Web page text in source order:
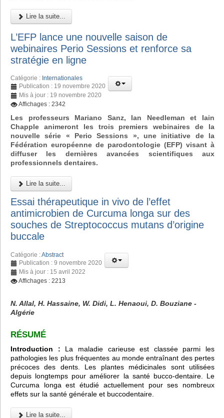
Lire la suite...
L’EFP lance une nouvelle saison de
webinaires Perio Sessions et renforce sa
stratégie en ligne
Catégorie : Internationales
Publication : 19 novembre 2020
Mis à jour : 19 novembre 2020
Affichages : 2342
Les professeurs Mariano Sanz, Ian Needleman et Iain
Chapple animeront les trois premiers webinaires de la
nouvelle série « Perio Sessions », une initiative de la
Fédération européenne de parodontologie (EFP) visant à
diffuser les dernières avancées scientifiques aux
professionnels dentaires.
Lire la suite...
Essai thérapeutique in vivo de l’effet
antimicrobien de Curcuma longa sur des
souches de Streptococcus mutans d’origine
buccale
Catégorie :Abstract
Publication : 9 novembre 2020
Mis à jour : 15 avril 2022
Affichages : 2213
N. Allal, H. Hassaine, W. Didi, L. Henaoui, D. Bouziane -
Algérie
RÉSUMÉ
Introduction : La maladie carieuse est classée parmi les
pathologies les plus fréquentes au monde entraînant des pertes
précoces des dents. Les plantes médicinales sont utilisées
depuis longtemps pour améliorer la santé bucco-dentaire. Le
Curcuma longa est étudié actuellement pour ses nombreux
effets sur la santé générale et buccodentaire.
Lire la suite...